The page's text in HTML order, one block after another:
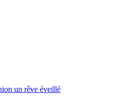
un rêve éveillé